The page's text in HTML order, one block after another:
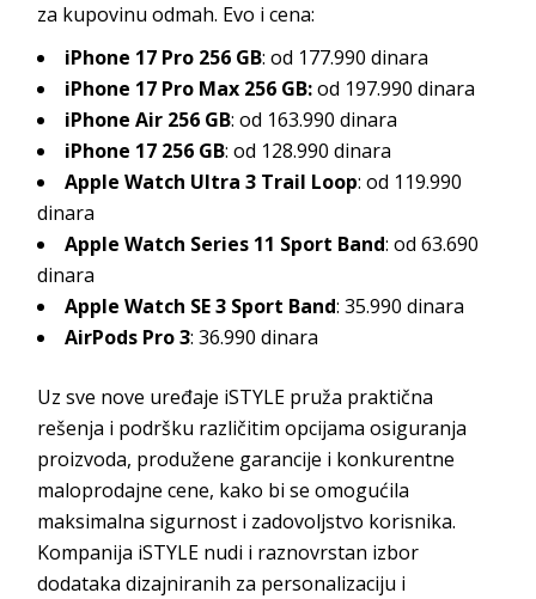
za kupovinu odmah. Evo i cena:
iPhone 17 Pro 256 GB: od 177.990 dinara
iPhone 17 Pro Max 256 GB:od 197.990 dinara
iPhone Air 256 GB: od 163.990 dinara
iPhone 17 256 GB: od 128.990 dinara
Apple Watch Ultra 3 Trail Loop: od 119.990
dinara
Apple Watch Series 11 Sport Band: od 63.690
dinara
Apple Watch SE 3 Sport Band: 35.990 dinara
AirPods Pro 3: 36.990 dinara
Uz sve nove uređaje iSTYLE pruža praktična
rešenja i podršku različitim opcijama osiguranja
proizvoda, produžene garancije i konkurentne
maloprodajne cene, kako bi se omogućila
maksimalna sigurnost i zadovoljstvo korisnika.
Kompanija iSTYLE nudi i raznovrstan izbor
dodataka dizajniranih za personalizaciju i